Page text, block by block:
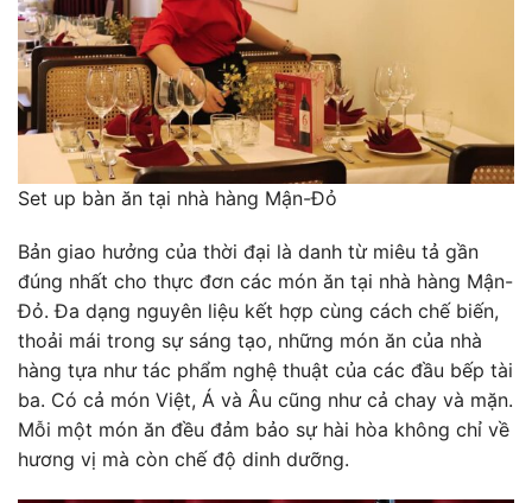
Set up bàn ăn tại nhà hàng Mận-Đỏ
Bản giao hưởng của thời đại là danh từ miêu tả gần
đúng nhất cho thực đơn các món ăn tại nhà hàng Mận-
Đỏ. Đa dạng nguyên liệu kết hợp cùng cách chế biến,
thoải mái trong sự sáng tạo, những món ăn của nhà
hàng tựa như tác phẩm nghệ thuật của các đầu bếp tài
ba. Có cả món Việt, Á và Âu cũng như cả chay và mặn.
Mỗi một món ăn đều đảm bảo sự hài hòa không chỉ về
hương vị mà còn chế độ dinh dưỡng.